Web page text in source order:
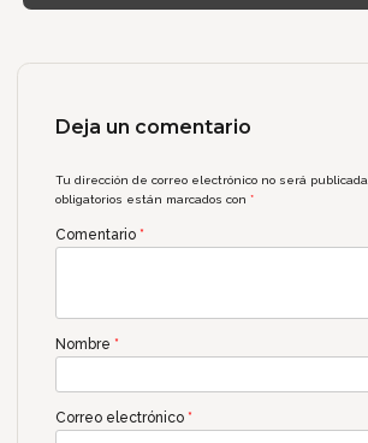
Deja un comentario
Tu dirección de correo electrónico no será publicada.
obligatorios están marcados con*
Comentario *
Nombre *
Correo electrónico *